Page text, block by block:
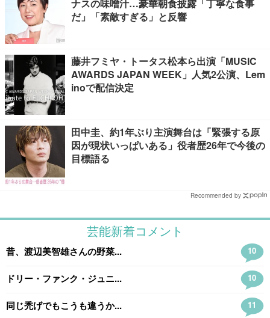
ナスの味噌汁…豪華朝食披露「丁寧な食事
だ」「素敵すぎる」と反響
藤井フミヤ・トータス松本ら出演「MUSIC
AWARDS JAPAN WEEK」人気2公演、Lem
inoで配信決定
田中圭、約1年ぶり主演舞台は「緊張する原
因が現状いっぱいある」役者歴26年で今後の
目標語る
Recommended by